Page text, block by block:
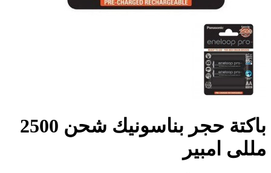
باكتة حجر بناسونيك شحن 2500
مللى امبير